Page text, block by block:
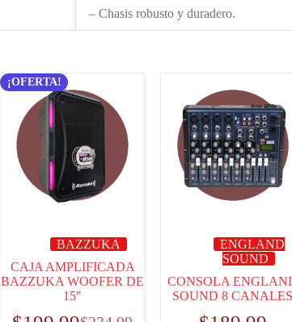
– Chasis robusto y duradero.
¡OFERTA!
BAZZUKA
CAJA AMPLIFICADA
BAZZUKA WOOFER DE
15″
ENGLAND
SOUND
CONSOLA
SOUND 8 CANALES